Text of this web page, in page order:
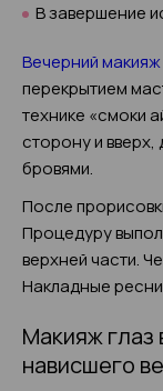
В завершение
Вечерний макияж
перекрытием
технике «смоки
сторону и
бровями.
После
Процедуру
верхней части.
Накладные
Макияж глаз
нависшего